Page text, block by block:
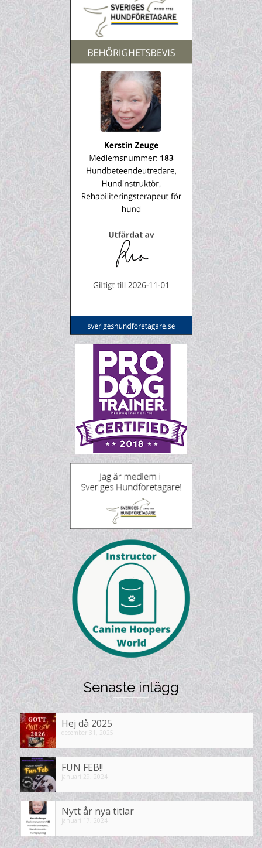
Senaste inlägg
Hej då 2025
december 31, 2025
FUN FEB!!
januari 29, 2024
Nytt år nya titlar
januari 17, 2024